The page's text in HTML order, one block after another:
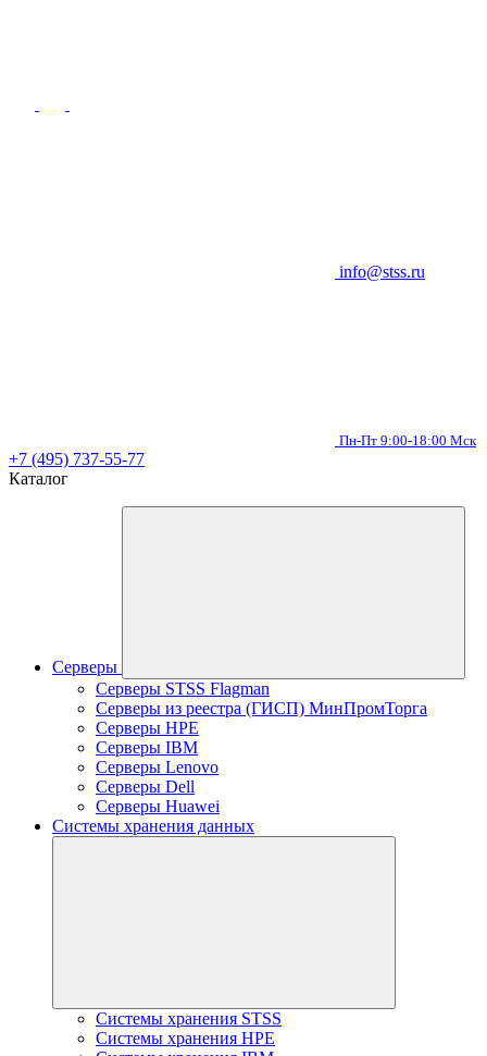
info@stss.ru
Пн-Пт 9:00-18:00 Мск
+7 (495) 737-55-77
Каталог
Серверы
Серверы STSS Flagman
Серверы из реестра (ГИСП) МинПромТорга
Серверы HPE
Серверы IBM
Серверы Lenovo
Серверы Dell
Серверы Huawei
Системы хранения данных
Системы хранения STSS
Системы хранения HPE